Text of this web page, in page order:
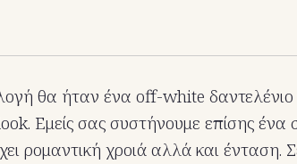
θα ήταν ένα off-white
Εμείς σας συστήνουμε επίσης ένα
ρομαντική χροιά αλλά και ένταση.